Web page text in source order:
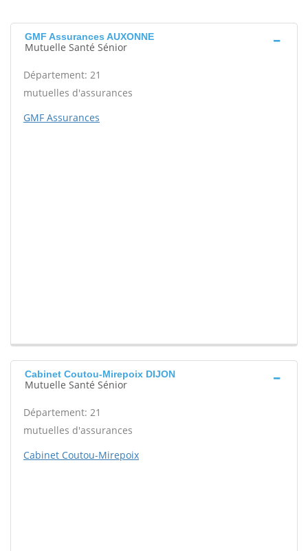
GMF Assurances AUXONNE
Mutuelle Santé Sénior
Département: 21
mutuelles d'assurances
GMF Assurances
Cabinet Coutou-Mirepoix DIJON
Mutuelle Santé Sénior
Département: 21
mutuelles d'assurances
Cabinet Coutou-Mirepoix